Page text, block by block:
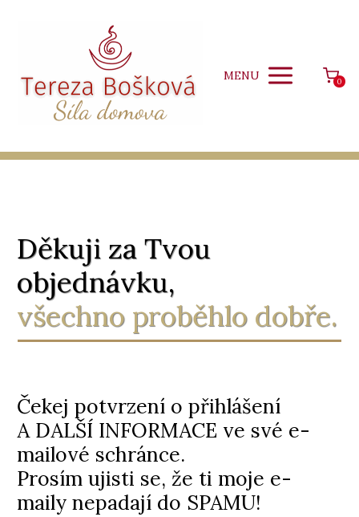
MENU 0
Děkuji za Tvou
objednávku,
všechno proběhlo dobře.
Čekej potvrzení o přihlášení
A DALŠÍ INFORMACE ve své e-
mailové schránce.
Prosím ujisti se, že ti moje e-
maily nepadají do SPAMU!